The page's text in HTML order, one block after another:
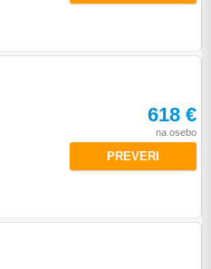
618 €
na osebo
PREVERI